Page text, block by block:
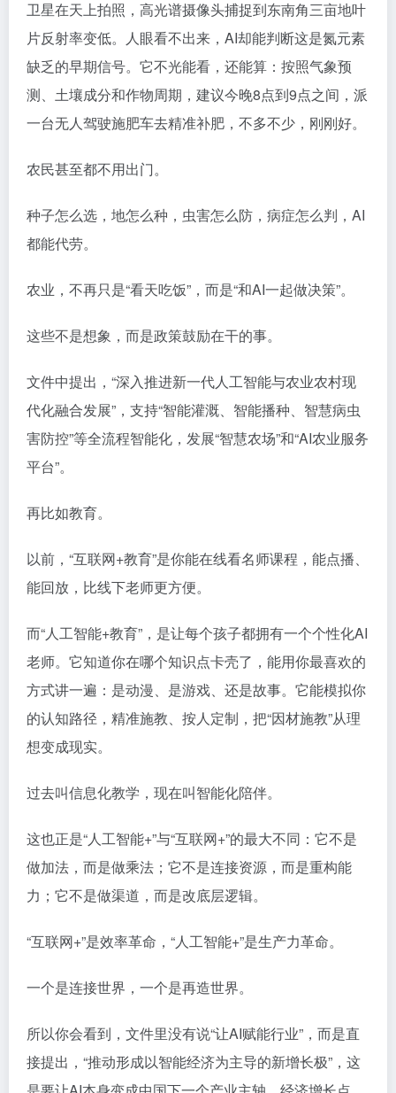
卫星在天上拍照，高光谱摄像头捕捉到东南角三亩地叶
片反射率变低。人眼看不出来，AI却能判断这是氮元素
缺乏的早期信号。它不光能看，还能算：按照气象预
测、土壤成分和作物周期，建议今晚8点到9点之间，派
一台无人驾驶施肥车去精准补肥，不多不少，刚刚好。
农民甚至都不用出门。
种子怎么选，地怎么种，虫害怎么防，病症怎么判，AI
都能代劳。
农业，不再只是“看天吃饭”，而是“和AI一起做决策”。
这些不是想象，而是政策鼓励在干的事。
文件中提出，“深入推进新一代人工智能与农业农村现
代化融合发展”，支持“智能灌溉、智能播种、智慧病虫
害防控”等全流程智能化，发展“智慧农场”和“AI农业服务
平台”。
再比如教育。
以前，“互联网+教育”是你能在线看名师课程，能点播、
能回放，比线下老师更方便。
而“人工智能+教育”，是让每个孩子都拥有一个个性化AI
老师。它知道你在哪个知识点卡壳了，能用你最喜欢的
方式讲一遍：是动漫、是游戏、还是故事。它能模拟你
的认知路径，精准施教、按人定制，把“因材施教”从理
想变成现实。
过去叫信息化教学，现在叫智能化陪伴。
这也正是“人工智能+”与“互联网+”的最大不同：它不是
做加法，而是做乘法；它不是连接资源，而是重构能
力；它不是做渠道，而是改底层逻辑。
“互联网+”是效率革命，“人工智能+”是生产力革命。
一个是连接世界，一个是再造世界。
所以你会看到，文件里没有说“让AI赋能行业”，而是直
接提出，“推动形成以智能经济为主导的新增长极”，这